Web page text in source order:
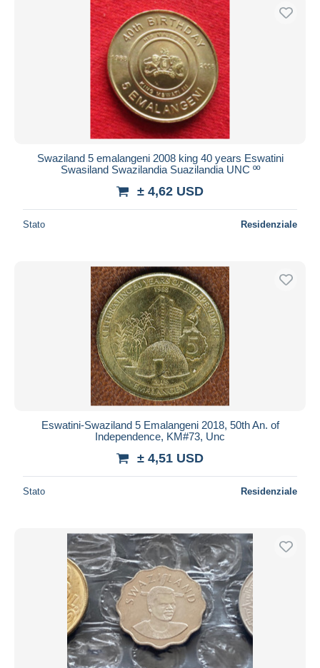
Swaziland 5 emalangeni 2008 king 40 years Eswatini
Swasiland Swazilandia Suazilandia UNC ºº
± 4,62 USD
Stato Residenziale
Eswatini-Swaziland 5 Emalangeni 2018, 50th An. of
Independence, KM#73, Unc
± 4,51 USD
Stato Residenziale